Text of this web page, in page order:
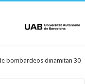
bombardeos dinamitan 30